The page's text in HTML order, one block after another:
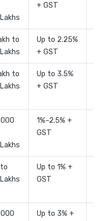
Lakhs
+ GST
to
Lakhs
Up to 2.25%
+ GST
to
Lakhs
Up to 3.5%
+ GST
Lakhs
1%–2.5% +
GST
Lakhs
Up to 1% +
GST
Up to 3% +